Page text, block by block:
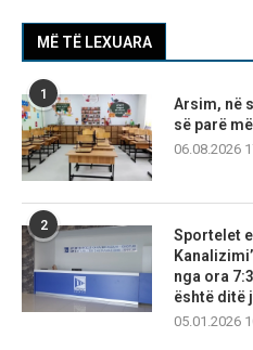
MË TË LEXUARA
1
Arsim, në
së parë
06.08.2026
2
Sportelet
nga ora
është ditë
05.01.2026